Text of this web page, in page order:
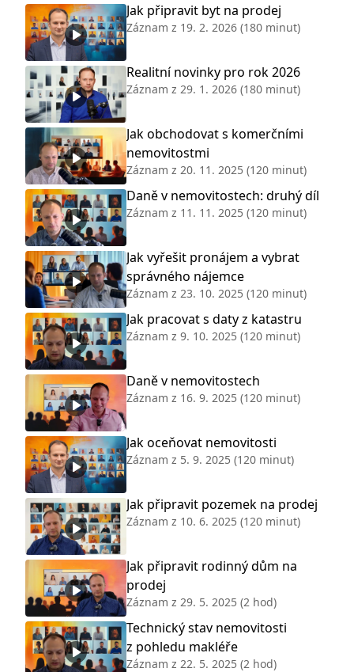
Jak připravit byt na prodej
Záznam z 19. 2. 2026 (180 minut)
Realitní novinky pro rok 2026
Záznam z 29. 1. 2026 (180 minut)
Jak obchodovat s komerčními
nemovitostmi
Záznam z 20. 11. 2025 (120 minut)
Daně v nemovitostech: druhý díl
Záznam z 11. 11. 2025 (120 minut)
Jak vyřešit pronájem a vybrat
správného nájemce
Záznam z 23. 10. 2025 (120 minut)
Jak pracovat s daty z katastru
Záznam z 9. 10. 2025 (120 minut)
Daně v nemovitostech
Záznam z 16. 9. 2025 (120 minut)
Jak oceňovat nemovitosti
Záznam z 5. 9. 2025 (120 minut)
Jak připravit pozemek na prodej
Záznam z 10. 6. 2025 (120 minut)
Jak připravit rodinný dům na
prodej
Záznam z 29. 5. 2025 (2 hod)
Technický stav nemovitosti
z pohledu makléře
Záznam z 22. 5. 2025 (2 hod)